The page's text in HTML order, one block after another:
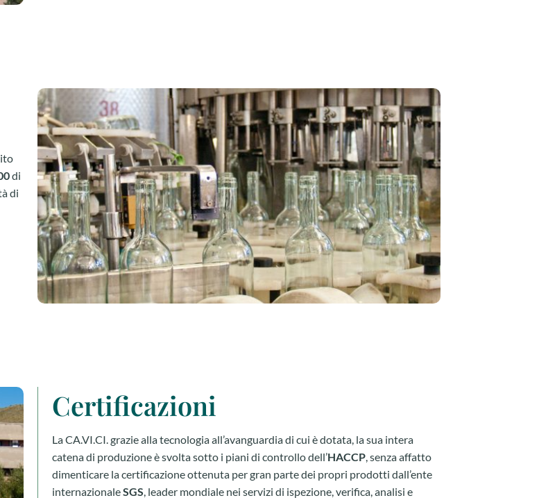
di
di
Certificazioni
La CA.VI.CI. grazie alla tecnologia all’avanguardia di cui è dotata, la sua intera
catena di produzione è svolta sotto i piani di controllo dell’HACCP, senza affatto
dimenticare la certificazione ottenuta per gran parte dei propri prodotti dall’ente
internazionaleSGS, leader mondiale nei servizi di ispezione, verifica, analisi e